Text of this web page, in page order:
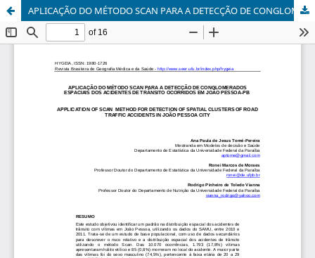
APLICAÇÃO DO MÉTODO SCAN PARA A DETECÇÃO DE CONGLOMERADOS ESPACIAIS DOS ACIDENTES DE TRÂNSITO OCORRIDOS EM JOÃO PESSOA-PB